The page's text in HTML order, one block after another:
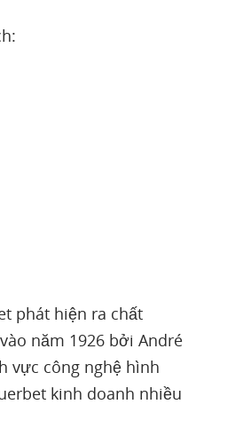
phát hiện ra chất
năm 1926 bởi André
vực công nghệ hình
kinh doanh nhiều